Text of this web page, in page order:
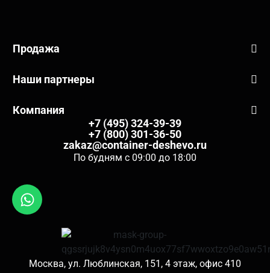
Продажа
Наши партнеры
Компания
+7 (495) 324-39-39
+7 (800) 301-36-50
zakaz@container-deshevo.ru
По будням с 09:00 до 18:00
Москва, ул. Люблинская, 151, 4 этаж, офис 410